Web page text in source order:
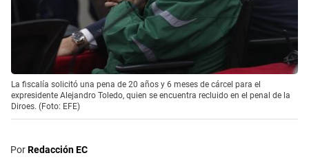
La fiscalía solicitó una pena de 20 años y 6 meses de cárcel para el
expresidente Alejandro Toledo, quien se encuentra recluido en el penal de la
Diroes. (Foto: EFE)
PorRedacción EC